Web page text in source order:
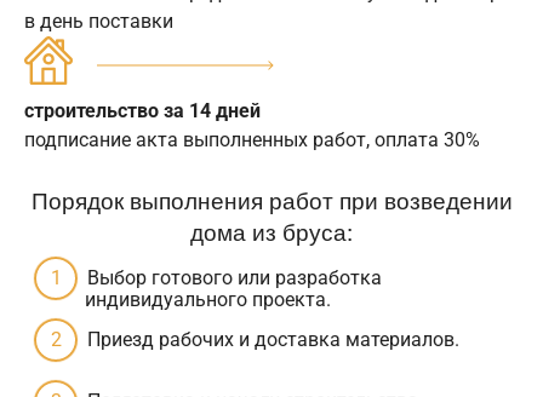
в день поставки
строительство за 14 дней
подписание акта выполненных работ, оплата 30%
Порядок выполнения работ при возведении
дома из бруса:
Выбор готового или разработка
индивидуального проекта.
Приезд рабочих и доставка материалов.